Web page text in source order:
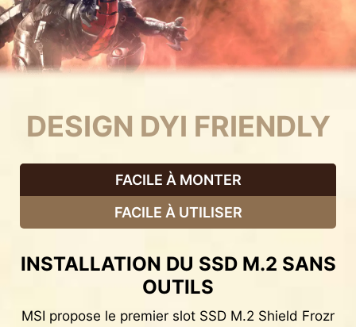
DESIGN DYI FRIENDLY
FACILE À MONTER
FACILE À UTILISER
INSTALLATION DU SSD M.2 SANS
OUTILS
MSI propose le premier slot SSD M.2 Shield Frozr